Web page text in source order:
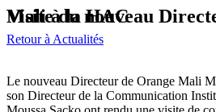
Visite du nouveau Directeur de Orange Mali à la HAC
Retour à Actualités
Le nouveau Directeur de Orange Mali
son Directeur de la Communication